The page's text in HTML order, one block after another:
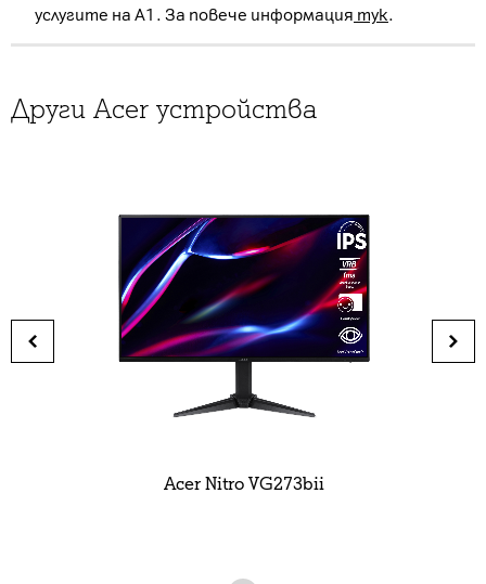
услугите на А1. За повече информация тук.
Други Acer устройства
Acer Nitro VG273bii